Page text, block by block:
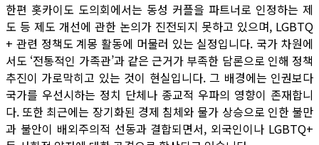
한편 홋카이도 도의회에서는 동성 커플을 파트너로 인정하는 제
도 등 제도 개선에 관한 논의가 진전되지 못하고 있으며, LGBTQ
+ 관련 정책도 계몽 활동에 머물러 있는 실정입니다. 국가 차원에
서도 ‘전통적인 가족관’과 같은 근거가 부족한 담론으로 인해 정책
추진이 가로막히고 있는 것이 현실입니다. 그 배경에는 인권보다
국가를 우선시하는 정치 단체나 종교적 우파의 영향이 존재합니
다. 또한 최근에는 장기화된 경제 침체와 물가 상승으로 인한 불만
과 불안이 배외주의적 선동과 결합되면서, 외국인이나 LGBTQ+